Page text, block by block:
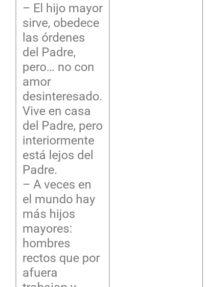
– El hijo mayor
sirve, obedece
las órdenes
del Padre,
pero… no con
amor
desinteresado.
Vive en casa
del Padre, pero
interiormente
está lejos del
Padre.
– A veces en
el mundo hay
más hijos
mayores:
hombres
rectos que por
afuera